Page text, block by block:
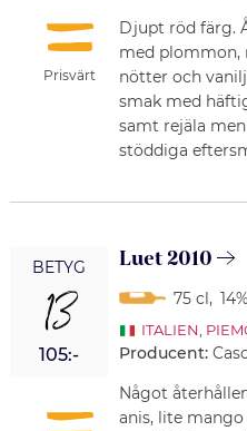
Prisvärt
Djupt röd färg.
med plommon,
nötter och
smak med
samt rejäla
stöddiga
BETYG
13
105:-
Luet 2010
75 cl ,
ITALIEN,
Producent:
Något
anis, lite